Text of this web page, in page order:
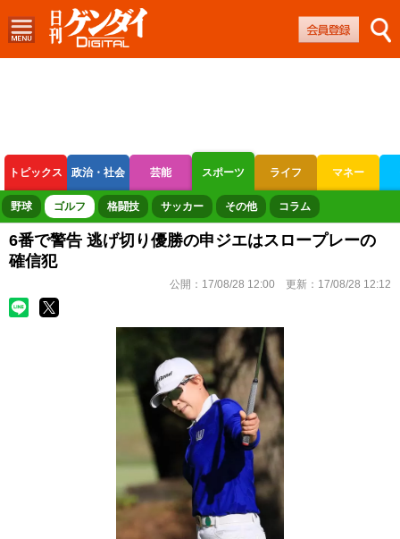
トピックス 政治・社会 芸能 スポーツ ライフ マネー
ボートレース 競輪 オートレース
野球 ゴルフ 格闘技 サッカー その他 コラム
6番で警告 逃げ切り優勝の申ジエはスロープレーの
確信犯
公開： 17/08/28 12:00 更新： 17/08/28 12:12